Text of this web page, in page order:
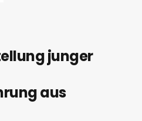
junger
aus